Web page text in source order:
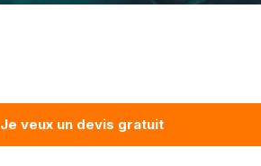
Je veux un devis gratuit